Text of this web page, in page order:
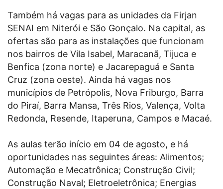
Também há vagas para as unidades da Firjan
SENAI em Niterói e São Gonçalo. Na capital, as
ofertas são para as instalações que funcionam
nos bairros de Vila Isabel, Maracanã, Tijuca e
Benfica (zona norte) e Jacarepaguá e Santa
Cruz (zona oeste). Ainda há vagas nos
municípios de Petrópolis, Nova Friburgo, Barra
do Piraí, Barra Mansa, Três Rios, Valença, Volta
Redonda, Resende, Itaperuna, Campos e Macaé.
As aulas terão início em 04 de agosto, e há
oportunidades nas seguintes áreas: Alimentos;
Automação e Mecatrônica; Construção Civil;
Construção Naval; Eletroeletrônica; Energias